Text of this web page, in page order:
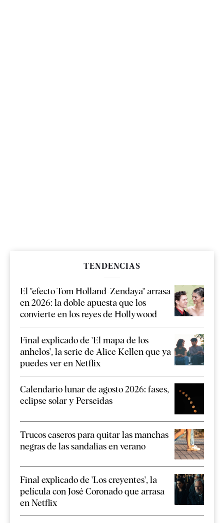
TENDENCIAS
El "efecto Tom Holland-Zendaya" arrasa
en 2026: la doble apuesta que los
convierte en los reyes de Hollywood
Final explicado de 'El mapa de los
anhelos', la serie de Alice Kellen que ya
puedes ver en Netflix
Calendario lunar de agosto 2026: fases,
eclipse solar y Perseidas
Trucos caseros para quitar las manchas
negras de las sandalias en verano
Final explicado de 'Los creyentes', la
película con José Coronado que arrasa
en Netflix